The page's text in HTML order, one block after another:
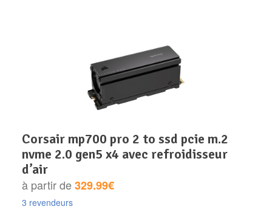
corsair mp700 pro 2 to ssd pcie m.2
nvme 2.0 gen5 x4 avec refroidisseur
d’air
à partir de329.99€
3 revendeurs